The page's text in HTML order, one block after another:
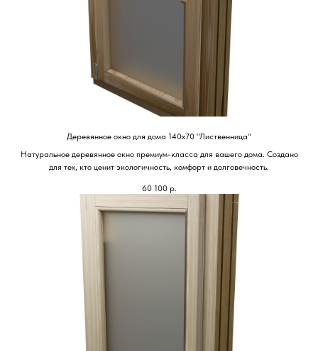
Деревянное окно для дома 140х70 "Лиственница"
Натуральное деревянное окно премиум-класса для вашего дома. Создано
для тех, кто ценит экологичность, комфорт и долговечность.
60 100 р.